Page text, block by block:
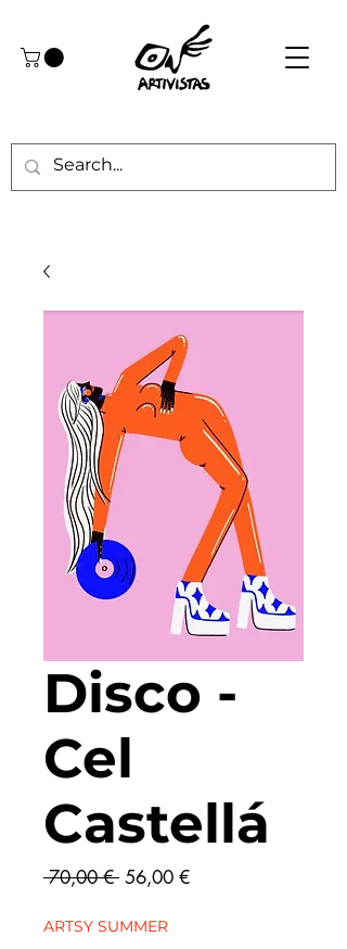
Disco -
Cel
Castellá
70,00 € Prix
56,00 €Prix
ARTSY SUMMER